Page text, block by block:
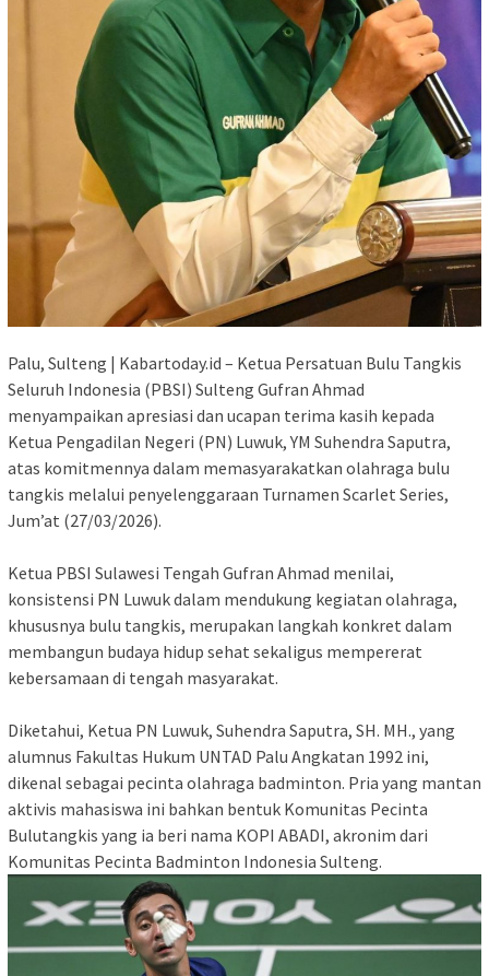
Palu, Sulteng | Kabartoday.id – Ketua Persatuan Bulu Tangkis
Seluruh Indonesia (PBSI) Sulteng Gufran Ahmad
menyampaikan apresiasi dan ucapan terima kasih kepada
Ketua Pengadilan Negeri (PN) Luwuk, YM Suhendra Saputra,
atas komitmennya dalam memasyarakatkan olahraga bulu
tangkis melalui penyelenggaraan Turnamen Scarlet Series,
Jum’at (27/03/2026).
Ketua PBSI Sulawesi Tengah Gufran Ahmad menilai,
konsistensi PN Luwuk dalam mendukung kegiatan olahraga,
khususnya bulu tangkis, merupakan langkah konkret dalam
membangun budaya hidup sehat sekaligus mempererat
kebersamaan di tengah masyarakat.
Diketahui, Ketua PN Luwuk, Suhendra Saputra, SH. MH., yang
alumnus Fakultas Hukum UNTAD Palu Angkatan 1992 ini,
dikenal sebagai pecinta olahraga badminton. Pria yang mantan
aktivis mahasiswa ini bahkan bentuk Komunitas Pecinta
Bulutangkis yang ia beri nama KOPI ABADI, akronim dari
Komunitas Pecinta Badminton Indonesia Sulteng.